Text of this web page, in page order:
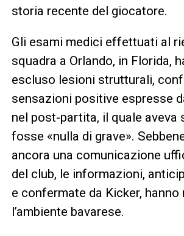
storia recente del giocatore.
Gli esami medici effettuati al
squadra a Orlando, in Florida,
escluso lesioni strutturali,
sensazioni positive espresse
nel post-partita, il quale aveva
fosse «nulla di grave».
ancora una comunicazione
del club, le informazioni,
e confermate da Kicker,
l’ambiente bavarese.